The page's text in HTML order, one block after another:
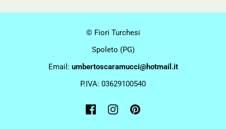
© Fiori Turchesi
Spoleto (PG)
Email: umbertoscaramucci@hotmail.it
P.IVA: 03629100540